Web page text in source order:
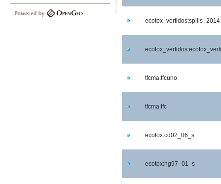
ecotox_vertidos:spills_2014
tfcma:tfcuno
tfcma:tfc
ecotox:cd02_06_s
ecotox:hg97_01_s